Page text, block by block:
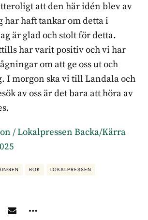
att den här idén blev av
har haft tankar om detta i
är glad och stolt för detta.
har varit positiv och vi har
om att ge oss ut och
I morgon ska vi till Landala och
av oss är det bara att höra av
/ Lokalpressen Backa/Kärra
BOK LOKALPRESSEN